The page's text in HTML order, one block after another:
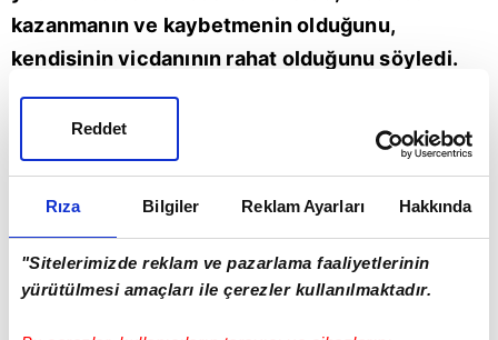
Rıza Bilgiler Reklam Ayarları Hakkında
"Sitelerimizde reklam ve pazarlama faaliyetlerinin
yürütülmesi amaçları ile çerezler kullanılmaktadır.
Reddet
kazanmanın ve kaybetmenin olduğunu,
kendisinin vicdanının rahat olduğunu söyledi.
Dallas Stadı'nda oynanan müsabakanın ardından
basın mensuplarına açıklamalarda bulunan
Ronaldo, kaybettikleri için çok üzgün olduğunu
Spor Portekiz İspanya Ronaldo